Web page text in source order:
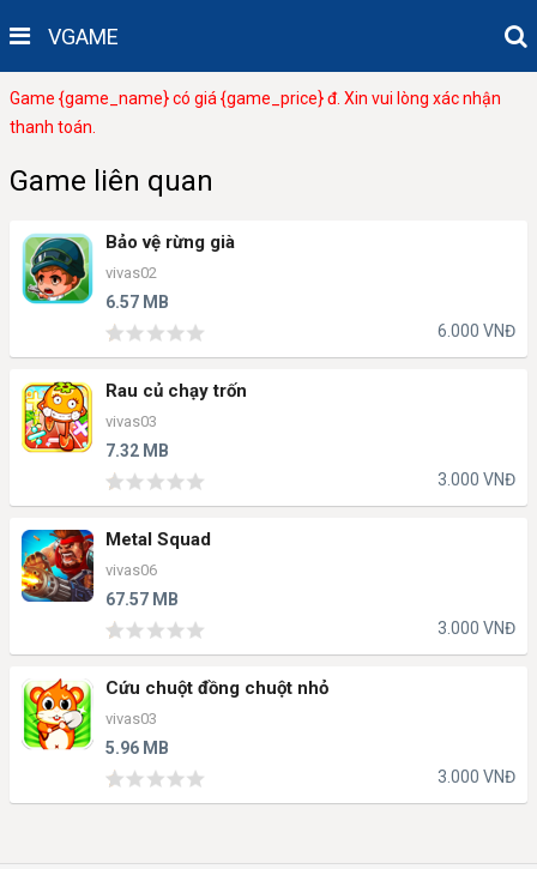
VGAME
Game {game_name} có giá {game_price} đ. Xin vui lòng xác nhận
thanh toán.
Game liên quan
Bảo vệ rừng già
vivas02
6.57 MB
6.000 VNĐ
Rau củ chạy trốn
vivas03
7.32 MB
3.000 VNĐ
Metal Squad
vivas06
67.57 MB
3.000 VNĐ
Cứu chuột đồng chuột nhỏ
vivas03
5.96 MB
3.000 VNĐ